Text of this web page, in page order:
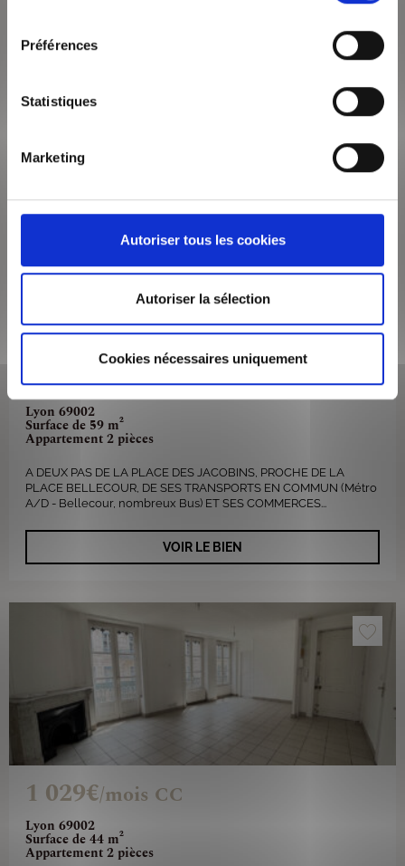
Préférences
Statistiques
Marketing
Autoriser tous les cookies
Autoriser la sélection
Cookies nécessaires uniquement
AU COEUR DE LA PRESQU'ILE, A DEUX PAS DE LA PLACE
Lyon 69002
Surface de 59 m²
Appartement 2 pièces
995€/mois CC
A DEUX PAS DE LA PLACE DES JACOBINS, PROCHE DE LA
PLACE BELLECOUR, DE SES TRANSPORTS EN COMMUN (Métro
A/D - Bellecour, nombreux Bus) ET SES COMMERCES...
VOIR LE BIEN
Lyon 69002
Surface de 44 m²
Appartement 2 pièces
1 029€/mois CC